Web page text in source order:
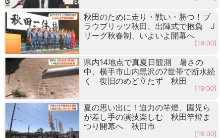
秋田のために走り・戦い・勝つ！ブ
ラウブリッツ秋田、出陣式で抱負 J
リーグ秋春制、いよいよ開幕へ
[19:00]
県内14地点で真夏日観測 暑さの
中、横手市山内黒沢の7世帯で断水続
く 復旧のめど立たず 秋田
[19:00]
夏の思い出に！迫力の竿燈、園児ら
が差し手の演技楽しむ 秋田竿燈ま
つり開幕へ 秋田市
[18:00]